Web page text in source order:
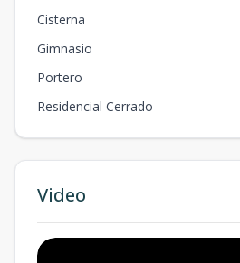
Cisterna
Gimnasio
Portero
Residencial Cerrado
Video